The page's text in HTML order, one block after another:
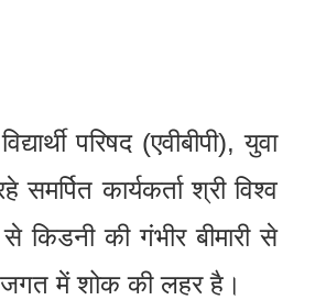
परिषद (एवीबीपी), युवा
कार्यकर्ता श्री विश्व
किडनी की गंभीर बीमारी से
में शोक की लहर है।